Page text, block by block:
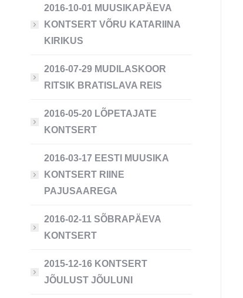
2016-10-01 MUUSIKAPÄEVA
KONTSERT VÕRU KATARIINA
KIRIKUS
2016-07-29 MUDILASKOOR
RITSIK BRATISLAVA REIS
2016-05-20 LÕPETAJATE
KONTSERT
2016-03-17 EESTI MUUSIKA
KONTSERT RIINE
PAJUSAAREGA
2016-02-11 SÕBRAPÄEVA
KONTSERT
2015-12-16 KONTSERT
JÕULUST JÕULUNI